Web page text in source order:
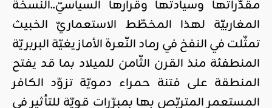
مقدّراتها وسيادتها وقرارها السياسيّ..النّسخة
المغاربيّة لهذا المخطّط الاستعماريّ الخبيث
تمثّلت في النفخ في رماد النّعرة الأمازيغيّة البربريّة
المنطفئة منذ القرن الثّامن للميلاد بما قد يفتح
المنطقة على فتنة حمراء دمويّة تزوّد الكافر
المستعمر المتربّص بها بمبرّرات قويّة للتأثير في